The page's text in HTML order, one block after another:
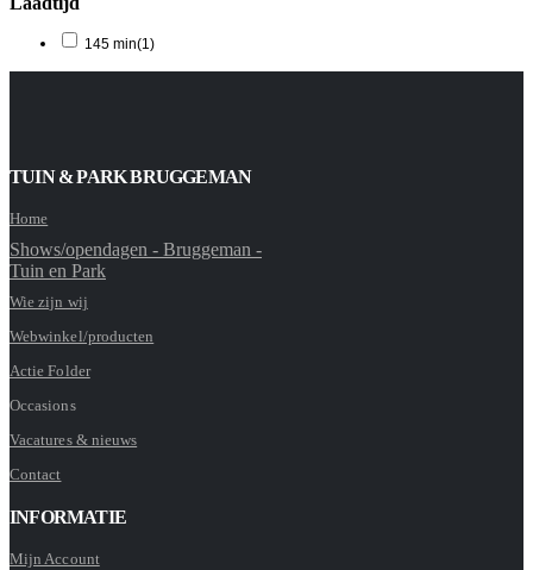
145 min(1)
TUIN & PARK BRUGGEMAN
Home
Shows/opendagen - Bruggeman -
Tuin en Park
Wie zijn wij
Webwinkel/producten
Actie Folder
Occasions
Vacatures & nieuws
Contact
INFORMATIE
Mijn Account